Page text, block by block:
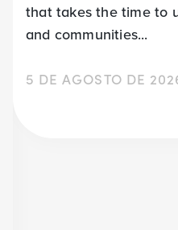
that takes the time to
and communities...
5 DE AGOSTO DE